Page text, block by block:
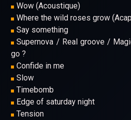
Wow (Acoustique)
Where the wild roses grow
Say something
Supernova / Real groove /
go ?
Confide in me
Slow
Timebomb
Edge of saturday night
Tension